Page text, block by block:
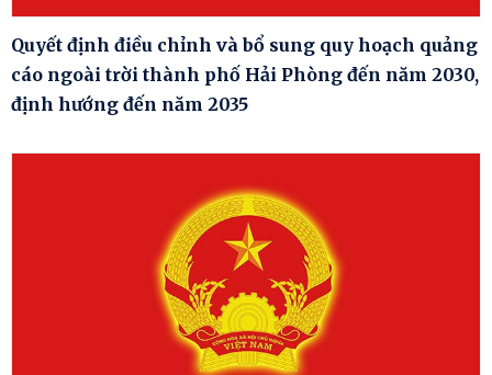
Quyết định điều chỉnh và bổ sung quy hoạch quảng
cáo ngoài trời thành phố Hải Phòng đến năm 2030,
định hướng đến năm 2035